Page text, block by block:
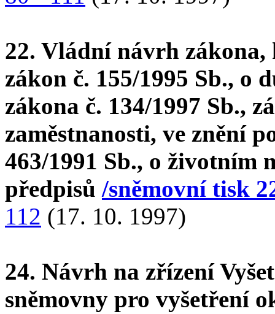
22. Vládní návrh
zákon č. 155/1995 Sb., o
zákona č. 134/1997 Sb.,
zaměstnanosti, ve znění
463/1991 Sb., o životním
předpisů /sněmovní tisk
112 (17. 10. 1997)
24. Návrh na zřízení
sněmovny pro vyšetření